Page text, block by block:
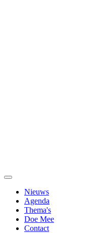
Nieuws
Agenda
Thema's
Doe Mee
Contact